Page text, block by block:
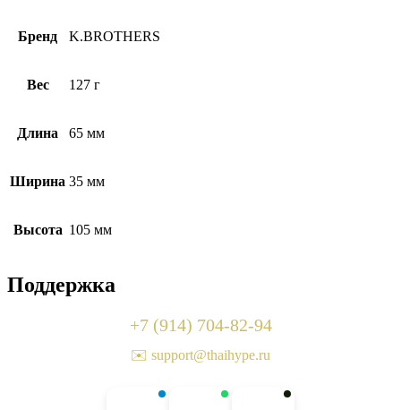
Бренд K.BROTHERS
Вес 127 г
Длина 65 мм
Ширина 35 мм
Высота 105 мм
Поддержка
+7 (914) 704-82-94
✉️ support@thaihype.ru